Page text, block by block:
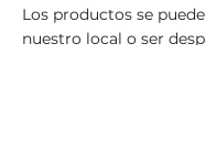
Los productos se
nuestro local o ser